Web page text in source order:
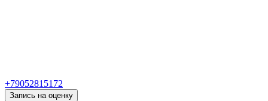
Запись на оценку